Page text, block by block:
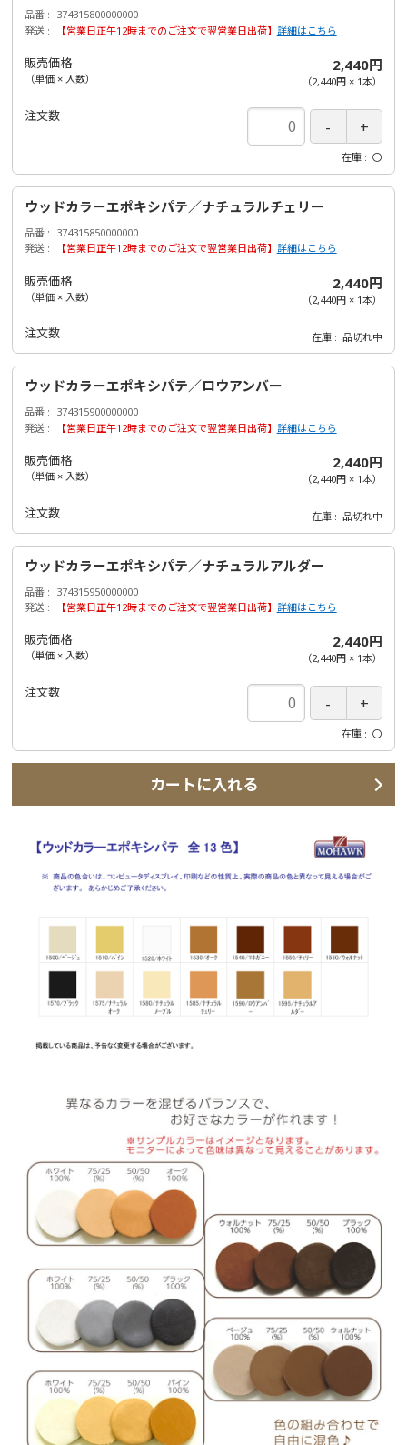
品番
374315800000000
発送
【営業日正午12時までのご注文で翌営業日出荷】 詳細はこちら
販売価格
（単価 × 入数）
2,440円
（2,440円× 1本）
注文数
在庫 〇
ウッドカラーエポキシパテ／ナチュラルチェリー
品番
374315850000000
発送
【営業日正午12時までのご注文で翌営業日出荷】 詳細はこちら
販売価格
（単価 × 入数）
2,440円
（2,440円× 1本）
注文数 在庫 品切れ中
ウッドカラーエポキシパテ／ロウアンバー
品番
374315900000000
発送
【営業日正午12時までのご注文で翌営業日出荷】 詳細はこちら
販売価格
（単価 × 入数）
2,440円
（2,440円× 1本）
注文数 在庫 品切れ中
ウッドカラーエポキシパテ／ナチュラルアルダー
品番
374315950000000
発送
【営業日正午12時までのご注文で翌営業日出荷】 詳細はこちら
販売価格
（単価 × 入数）
2,440円
（2,440円× 1本）
注文数
在庫 〇
カートに入れる